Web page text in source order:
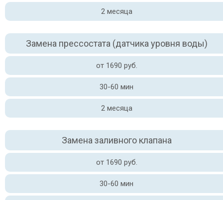
2 месяца
Замена прессостата (датчика уровня воды)
от 1690 руб.
30-60 мин
2 месяца
Замена заливного клапана
от 1690 руб.
30-60 мин